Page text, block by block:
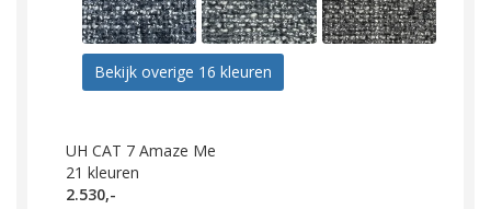
Bekijk overige 16 kleuren
UH CAT 7 Amaze Me
21 kleuren
2.530,-